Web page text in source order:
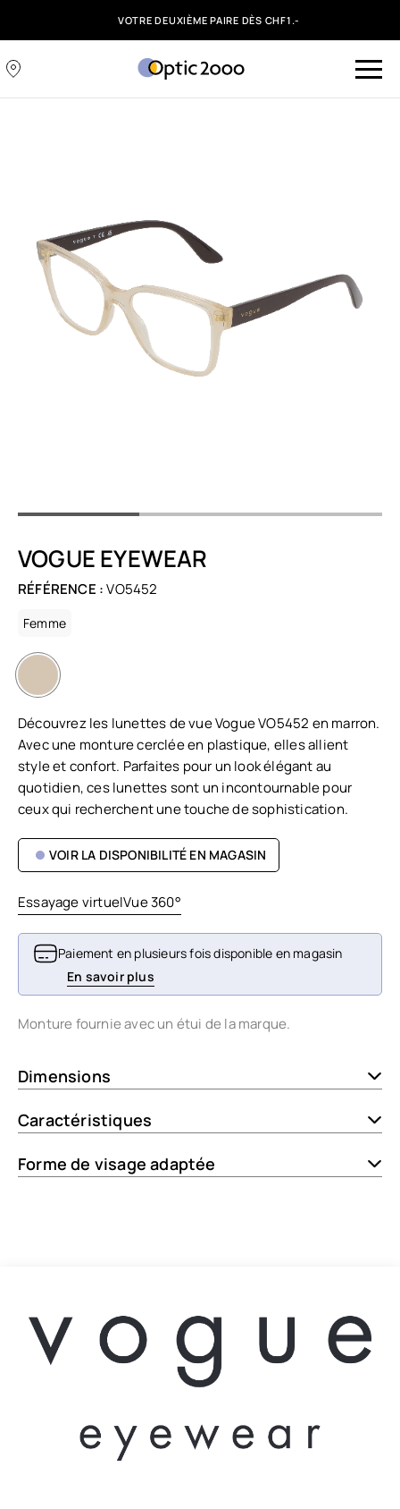
VOTRE DEUXIÈME PAIRE DÈS CHF1.-
VOGUE EYEWEAR
RÉFÉRENCE :VO5452
Femme
Découvrez les lunettes de vue Vogue VO5452 en marron.
Avec une monture cerclée en plastique, elles allient
style et confort. Parfaites pour un look élégant au
quotidien, ces lunettes sont un incontournable pour
ceux qui recherchent une touche de sophistication.
VOIR LA DISPONIBILITÉ EN MAGASIN
Essayage virtuelVue 360°
Paiement en plusieurs fois disponible en magasin
En savoir plus
Monture fournie avec un étui de la marque.
Dimensions
Caractéristiques
Forme de visage adaptée